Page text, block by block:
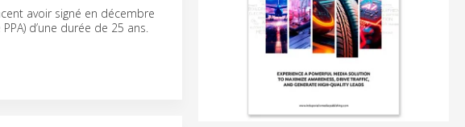
avoir signé en décembre
d’une durée de 25 ans.